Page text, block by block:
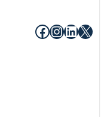
Facebook
X